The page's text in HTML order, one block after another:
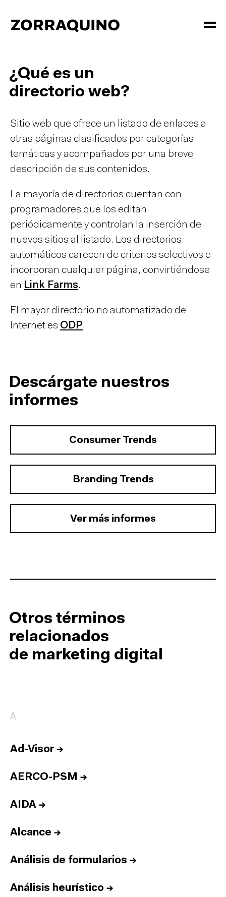
¿Qué es un
directorio web?
Sitio web que ofrece un listado de enlaces a
otras páginas clasificados por categorías
temáticas y acompañados por una breve
descripción de sus contenidos.
La mayoría de directorios cuentan con
programadores que los editan
periódicamente y controlan la inserción de
nuevos sitios al listado. Los directorios
automáticos carecen de criterios selectivos e
incorporan cualquier página, convirtiéndose
en Link Farms.
El mayor directorio no automatizado de
Internet es ODP.
Descárgate nuestros
informes
Consumer Trends
Branding Trends
Ver más informes
Otros términos
relacionados
de marketing digital
A
Ad-Visor→
AERCO-PSM →
AIDA →
Alcance →
Análisis de formularios →
Análisis heurístico →